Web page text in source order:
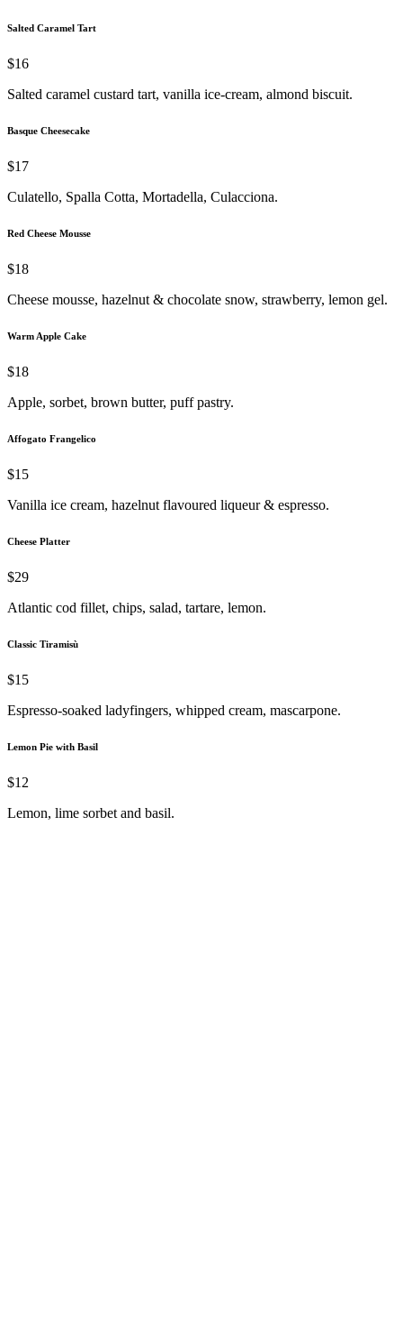
Salted Caramel Tart
$16
Salted caramel custard tart, vanilla ice-cream, almond biscuit.
Basque Cheesecake
$17
Culatello, Spalla Cotta, Mortadella, Culacciona.
Red Cheese Mousse
$18
Cheese mousse, hazelnut & chocolate snow, strawberry, lemon gel.
Warm Apple Cake
$18
Apple, sorbet, brown butter, puff pastry.
Affogato Frangelico
$15
Vanilla ice cream, hazelnut flavoured liqueur & espresso.
Cheese Platter
$29
Atlantic cod fillet, chips, salad, tartare, lemon.
Classic Tiramisù
$15
Espresso-soaked ladyfingers, whipped cream, mascarpone.
Lemon Pie with Basil
$12
Lemon, lime sorbet and basil.